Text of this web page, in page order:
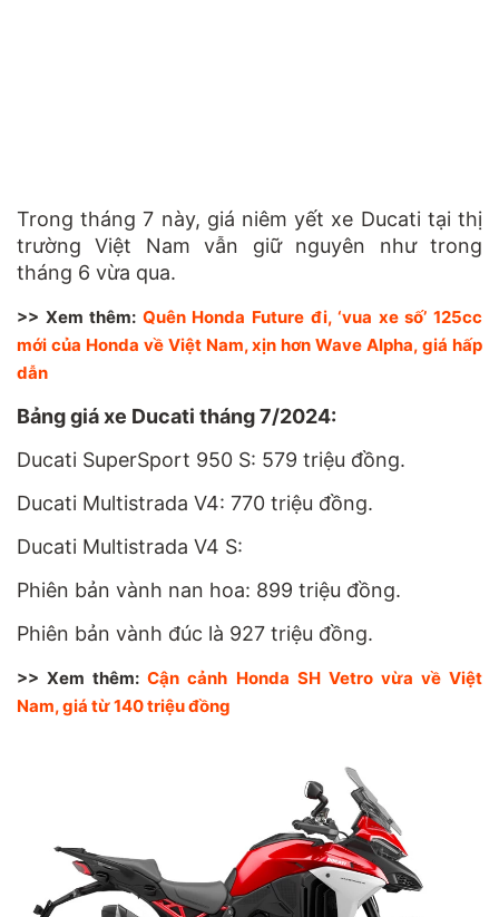
Trong tháng 7 này, giá niêm yết xe Ducati tại thị
trường Việt Nam vẫn giữ nguyên như trong
tháng 6 vừa qua.
>> Xem thêm: Quên Honda Future đi, ‘vua xe số’ 125cc
mới của Honda về Việt Nam, xịn hơn Wave Alpha, giá hấp
dẫn
Bảng giá xe Ducati tháng 7/2024:
Ducati SuperSport 950 S: 579 triệu đồng.
Ducati Multistrada V4: 770 triệu đồng.
Ducati Multistrada V4 S:
Phiên bản vành nan hoa: 899 triệu đồng.
Phiên bản vành đúc là 927 triệu đồng.
>> Xem thêm:Cận cảnh Honda SH Vetro vừa về Việt
Nam, giá từ 140 triệu đồng